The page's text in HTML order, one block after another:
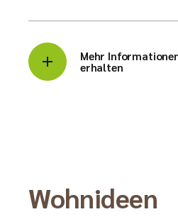
Mehr
erhalten
Wohnideen